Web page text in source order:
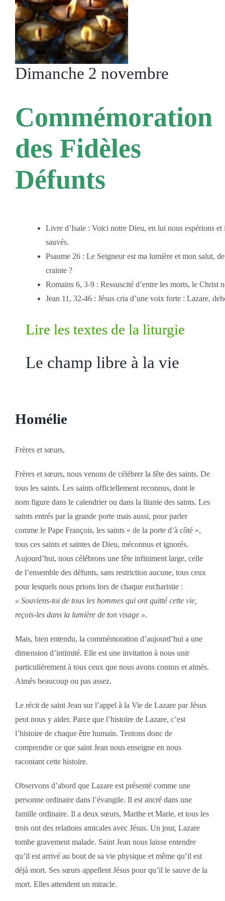
Dimanche 2 novembre
Commémoration
des Fidèles
Défunts
Livre d’Isaïe : Voici notre Dieu, en lui nous espérions et
sauvés.
Psaume 26 : Le Seigneur est ma lumière et mon salut,
crainte ?
Romains 6, 3-9 : Ressuscité d’entre les morts, le Christ
Jean 11, 32-46 : Jésus cria d’une voix forte : Lazare,
Lire les textes de la liturgie
Le champ libre à la vie
Homélie
Frères et sœurs,
Frères et sœurs, nous venons de célébrer la fête des saints. De
tous les saints. Les saints officiellement reconnus, dont le
nom figure dans le calendrier ou dans la litanie des saints. Les
saints entrés par la grande porte mais aussi, pour parler
comme le Pape François, les saints « de la porte d’à côté »,
tous ces saints et saintes de Dieu, méconnus et ignorés.
Aujourd’hui, nous célébrons une fête infiniment large, celle
de l’ensemble des défunts, sans restriction aucune, tous ceux
pour lesquels nous prions lors de chaque eucharistie :
« Souviens-toi de tous les hommes qui ont quitté cette vie,
reçois-les dans la lumière de ton visage ».
Mais, bien entendu, la commémoration d’aujourd’hui a une
dimension d’intimité. Elle est une invitation à nous unir
particulièrement à tous ceux que nous avons connus et aimés.
Aimés beaucoup ou pas assez.
Le récit de saint Jean sur l’appel à la Vie de Lazare par Jésus
peut nous y aider. Parce que l’histoire de Lazare, c’est
l’histoire de chaque être humain. Tentons donc de
comprendre ce que saint Jean nous enseigne en nous
racontant cette histoire.
Observons d’abord que Lazare est présenté comme une
personne ordinaire dans l’évangile. Il est ancré dans une
famille ordinaire. Il a deux sœurs, Marthe et Marie, et tous les
trois ont des relations amicales avec Jésus. Un jour, Lazare
tombe gravement malade. Saint Jean nous laisse entendre
qu’il est arrivé au bout de sa vie physique et même qu’il est
déjà mort. Ses sœurs appellent Jésus pour qu’il le sauve de la
mort. Elles attendent un miracle.